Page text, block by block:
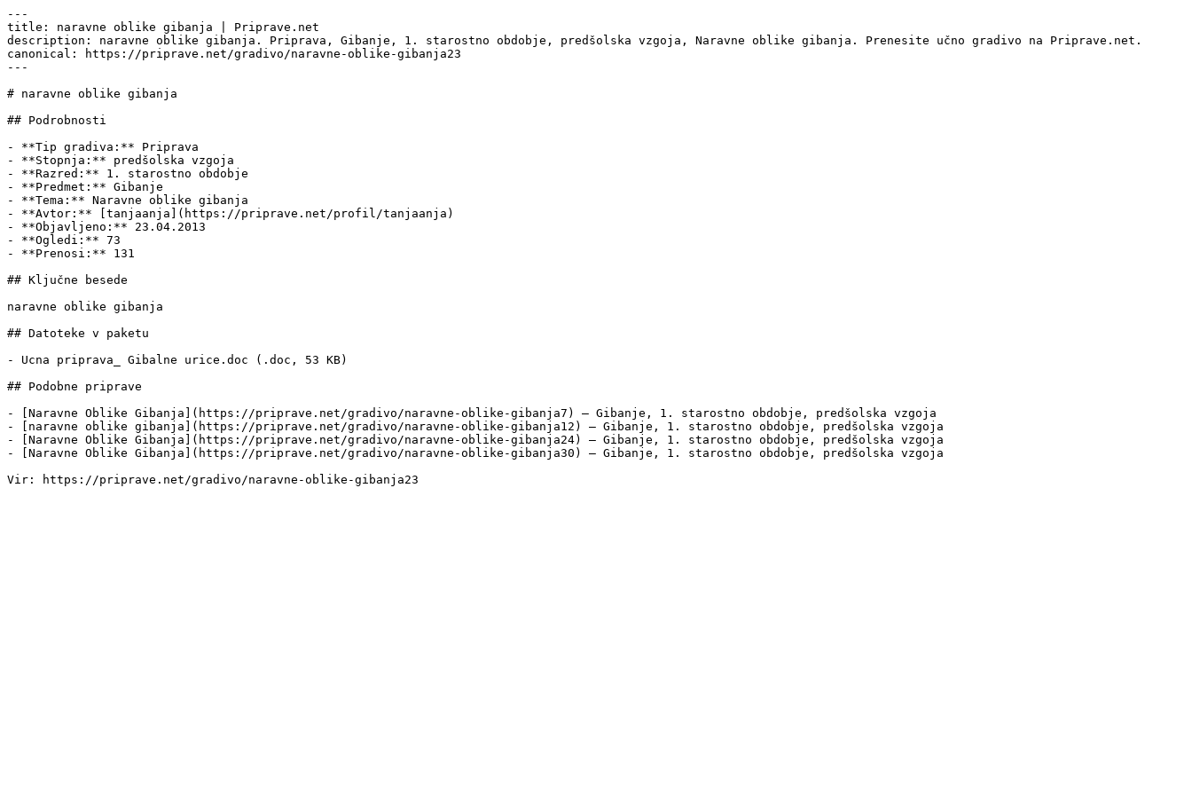
---
title: naravne oblike gibanja | Priprave.net
description: naravne oblike gibanja. Priprava, Gibanje, 1. starostno obdobje, predšolska vzgoja, Naravne oblike gibanja. Prenesite učno gradivo na Priprave.net.
canonical: https://priprave.net/gradivo/naravne-oblike-gibanja23
---
# naravne oblike gibanja
## Podrobnosti
- **Tip gradiva:** Priprava
- **Stopnja:** predšolska vzgoja
- **Razred:** 1. starostno obdobje
- **Predmet:** Gibanje
- **Tema:** Naravne oblike gibanja
- **Avtor:** [tanjaanja](https://priprave.net/profil/tanjaanja)
- **Objavljeno:** 23.04.2013
- **Ogledi:** 73
- **Prenosi:** 131
## Ključne besede
naravne oblike gibanja
## Datoteke v paketu
- Ucna priprava_ Gibalne urice.doc (.doc, 53 KB)
## Podobne priprave
- [Naravne Oblike Gibanja](https://priprave.net/gradivo/naravne-oblike-gibanja7) — Gibanje, 1. starostno obdobje, predšolska vzgoja
- [naravne oblike gibanja](https://priprave.net/gradivo/naravne-oblike-gibanja12) — Gibanje, 1. starostno obdobje, predšolska vzgoja
- [Naravne Oblike Gibanja](https://priprave.net/gradivo/naravne-oblike-gibanja24) — Gibanje, 1. starostno obdobje, predšolska vzgoja
- [Naravne Oblike Gibanja](https://priprave.net/gradivo/naravne-oblike-gibanja30) — Gibanje, 1. starostno obdobje, predšolska vzgoja